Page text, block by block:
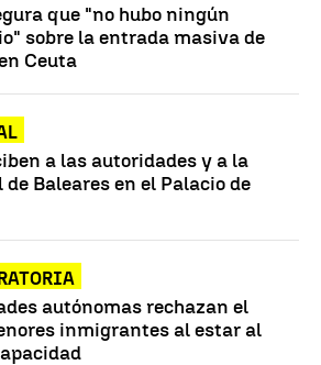
que "no hubo ningún
sobre la entrada masiva de
Ceuta
a las autoridades y a la
Baleares en el Palacio de
autónomas rechazan el
inmigrantes al estar al